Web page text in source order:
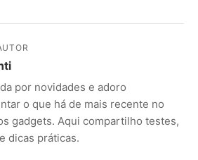
por novidades e adoro
o que há de mais recente no
gadgets. Aqui compartilho testes,
dicas práticas.